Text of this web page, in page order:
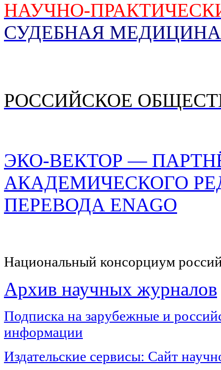
НАУЧНО-
СУДЕБНАЯ МЕДИЦИНА
РОССИЙСКОЕ
ЭКО-ВЕКТОР —
АКАДЕМИЧЕСКОГО
ПЕРЕВОДА ENAGO
Национальный консорциум
Архив научных журналов
Подписка на зарубежные и
информации
Издательские сервисы: Сайт